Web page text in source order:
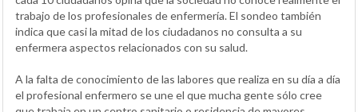
trabajo de los profesionales de enfermería. El sondeo también
indica que casi la mitad de los ciudadanos no consulta a su
enfermera aspectos relacionados con su salud.
A la falta de conocimiento de las labores que realiza en su día a día
el profesional enfermero se une el que mucha gente sólo cree